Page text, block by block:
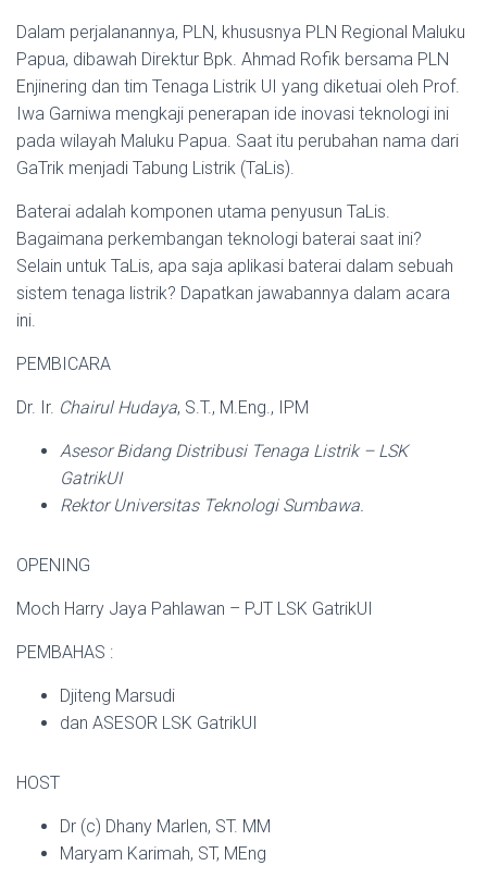
Dalam perjalanannya, PLN, khususnya PLN Regional Maluku
Papua, dibawah Direktur Bpk. Ahmad Rofik bersama PLN
Enjinering dan tim Tenaga Listrik UI yang diketuai oleh Prof.
Iwa Garniwa mengkaji penerapan ide inovasi teknologi ini
pada wilayah Maluku Papua. Saat itu perubahan nama dari
GaTrik menjadi Tabung Listrik (TaLis).
Baterai adalah komponen utama penyusun TaLis.
Bagaimana perkembangan teknologi baterai saat ini?
Selain untuk TaLis, apa saja aplikasi baterai dalam sebuah
sistem tenaga listrik? Dapatkan jawabannya dalam acara
ini.
PEMBICARA
Dr. Ir. Chairul Hudaya, S.T., M.Eng., IPM
Asesor Bidang Distribusi Tenaga Listrik – LSK
GatrikUI
Rektor Universitas Teknologi Sumbawa.
OPENING
Moch Harry Jaya Pahlawan – PJT LSK GatrikUI
PEMBAHAS :
Djiteng Marsudi
dan ASESOR LSK GatrikUI
HOST
Dr (c) Dhany Marlen, ST. MM
Maryam Karimah, ST, MEng